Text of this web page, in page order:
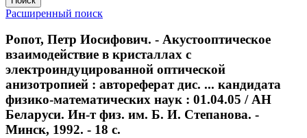
Расширенный поиск
Ропот, Петр Иосифович. - Акустооптическое
взаимодействие в кристаллах с
электроиндуцированной оптической
анизотропией : автореферат дис. ... кандидата
физико-математических наук : 01.04.05 / АН
Беларуси. Ин-т физ. им. Б. И. Степанова. -
Минск, 1992. - 18 с.